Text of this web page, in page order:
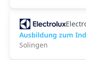
Ausbildung zum
Solingen